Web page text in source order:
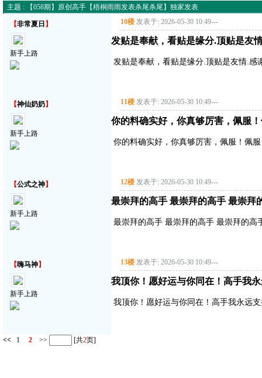
主题 : 【058期】原创高手【梧桐雨雨发表杀尾杀尾】独家发表
【非常夏日 】
新手上路
10楼 发表于: 2026-05-30 10:49---
发贴是奉献，看贴是缘分.顶贴是友
发贴是奉献，看贴是缘分.顶贴是友情.感
【神仙奶奶】
新手上路
11楼 发表于: 2026-05-30 10:49---
你的料确实好，你真够厉害，佩服
你的料确实好，你真够厉害，佩服！佩
【公式之神】
新手上路
12楼 发表于: 2026-05-30 10:49---
最崇拜的高手 最崇拜的高手 最崇拜
最崇拜的高手 最崇拜的高手 最崇拜的高
【嗨马神】
新手上路
13楼 发表于: 2026-05-30 10:49---
我顶你！愿好运与你同在！高手我
我顶你！愿好运与你同在！高手我永远
<< 1 2 >> [共2页]